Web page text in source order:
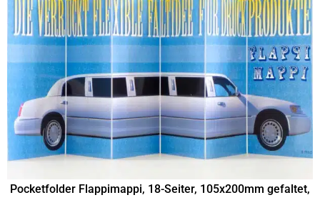
Pocketfolder Flappimappi, 18-Seiter, 105x200mm gefaltet,